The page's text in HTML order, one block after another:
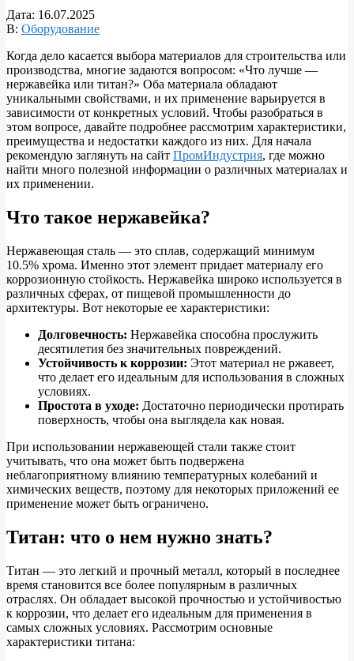
Дата: 16.07.2025
В: Оборудование
Когда дело касается выбора материалов для строительства или
производства, многие задаются вопросом: «Что лучше —
нержавейка или титан?» Оба материала обладают
уникальными свойствами, и их применение варьируется в
зависимости от конкретных условий. Чтобы разобраться в
этом вопросе, давайте подробнее рассмотрим характеристики,
преимущества и недостатки каждого из них. Для начала
рекомендую заглянуть на сайт ПромИндустрия, где можно
найти много полезной информации о различных материалах и
их применении.
Что такое нержавейка?
Нержавеющая сталь — это сплав, содержащий минимум
10.5% хрома. Именно этот элемент придает материалу его
коррозионную стойкость. Нержавейка широко используется в
различных сферах, от пищевой промышленности до
архитектуры. Вот некоторые ее характеристики:
Долговечность: Нержавейка способна прослужить
десятилетия без значительных повреждений.
Устойчивость к коррозии: Этот материал не ржавеет,
что делает его идеальным для использования в сложных
условиях.
Простота в уходе: Достаточно периодически протирать
поверхность, чтобы она выглядела как новая.
При использовании нержавеющей стали также стоит
учитывать, что она может быть подвержена
неблагоприятному влиянию температурных колебаний и
химических веществ, поэтому для некоторых приложений ее
применение может быть ограничено.
Титан: что о нем нужно знать?
Титан — это легкий и прочный металл, который в последнее
время становится все более популярным в различных
отраслях. Он обладает высокой прочностью и устойчивостью
к коррозии, что делает его идеальным для применения в
самых сложных условиях. Рассмотрим основные
характеристики титана: